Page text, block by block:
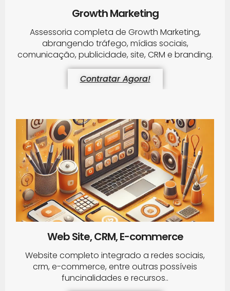
Growth Marketing
Assessoria completa de Growth Marketing,
abrangendo tráfego, mídias sociais,
comunicação, publicidade, site, CRM e branding.
Contratar Agora!
Web Site, CRM, E-commerce
Website completo integrado a redes sociais,
crm, e-commerce, entre outras possíveis
funcinalidades e recursos..